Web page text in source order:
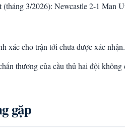
(tháng 3/2026): Newcastle 2-1 Man
xác cho trận tới chưa được xác nhận.
thương của cầu thủ hai đội
gặp